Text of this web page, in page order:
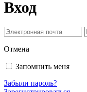
Вход
Отмена
Запомнить меня
Забыли пароль?